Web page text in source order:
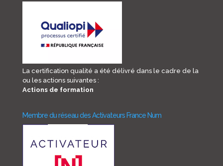
La certification qualité a été délivré dans le cadre de la
ou les actions suivantes :
Actions de formation
Membre du réseau des Activateurs France Num